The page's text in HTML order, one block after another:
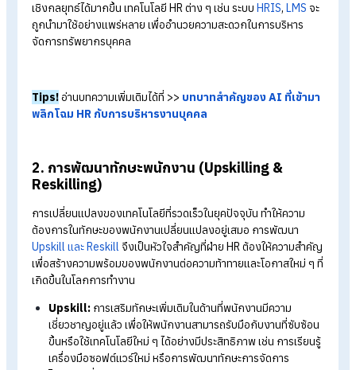
1. AI และ Automation พลิกโฉมงาน HR
ปัญญาประดิษฐ์ (AI) และระบบอัตโนมัติเข้ามามีบทบาทในการทำงา
ของ HR มากขึ้น เช่น การคัดเลือกบุคลากร การประเมินผล และกา
คำแนะนำพนักงาน ทำให้กระบวนการทำงานมีประสิทธิภาพมากขึ้น
เชิงกลยุทธ์ได้มากขึ้น เทคโนโลยี HR ต่าง ๆ เช่น ระบบ
ถูกนำมาใช้อย่างแพร่หลาย เพื่ออำนวยความสะดวกในการบริหาร
จัดการทรัพยากรบุคคล